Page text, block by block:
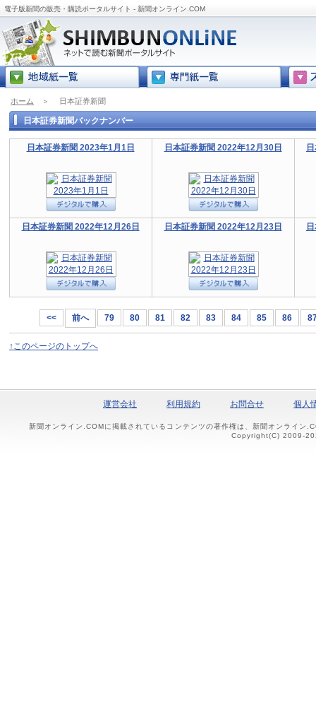
電子版新聞の販売・購読ポータルサイト - 新聞オンライン.COM
ホーム ＞ 日本証券新聞
日本証券新聞バックナンバー
日本証券新聞 2023年1月1日 日本証券新聞 2022年12月30日
日本証券新聞 2022年12月26日 日本証券新聞 2022年12月23日
<< 前へ 79 80 81 82 83 84 85 86
↑このページのトップへ
運営会社 利用規約 お問合せ 個人
新聞オンライン.COMに掲載されているコンテンツの著作権は、新聞オンライン
Copyright(C) 2009-